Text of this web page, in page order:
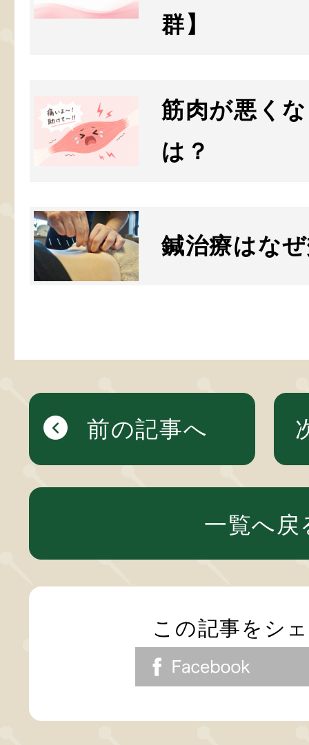
群】
筋肉が悪く
は？
鍼治療はな
前の記事へ
一覧へ戻
この記事をシ